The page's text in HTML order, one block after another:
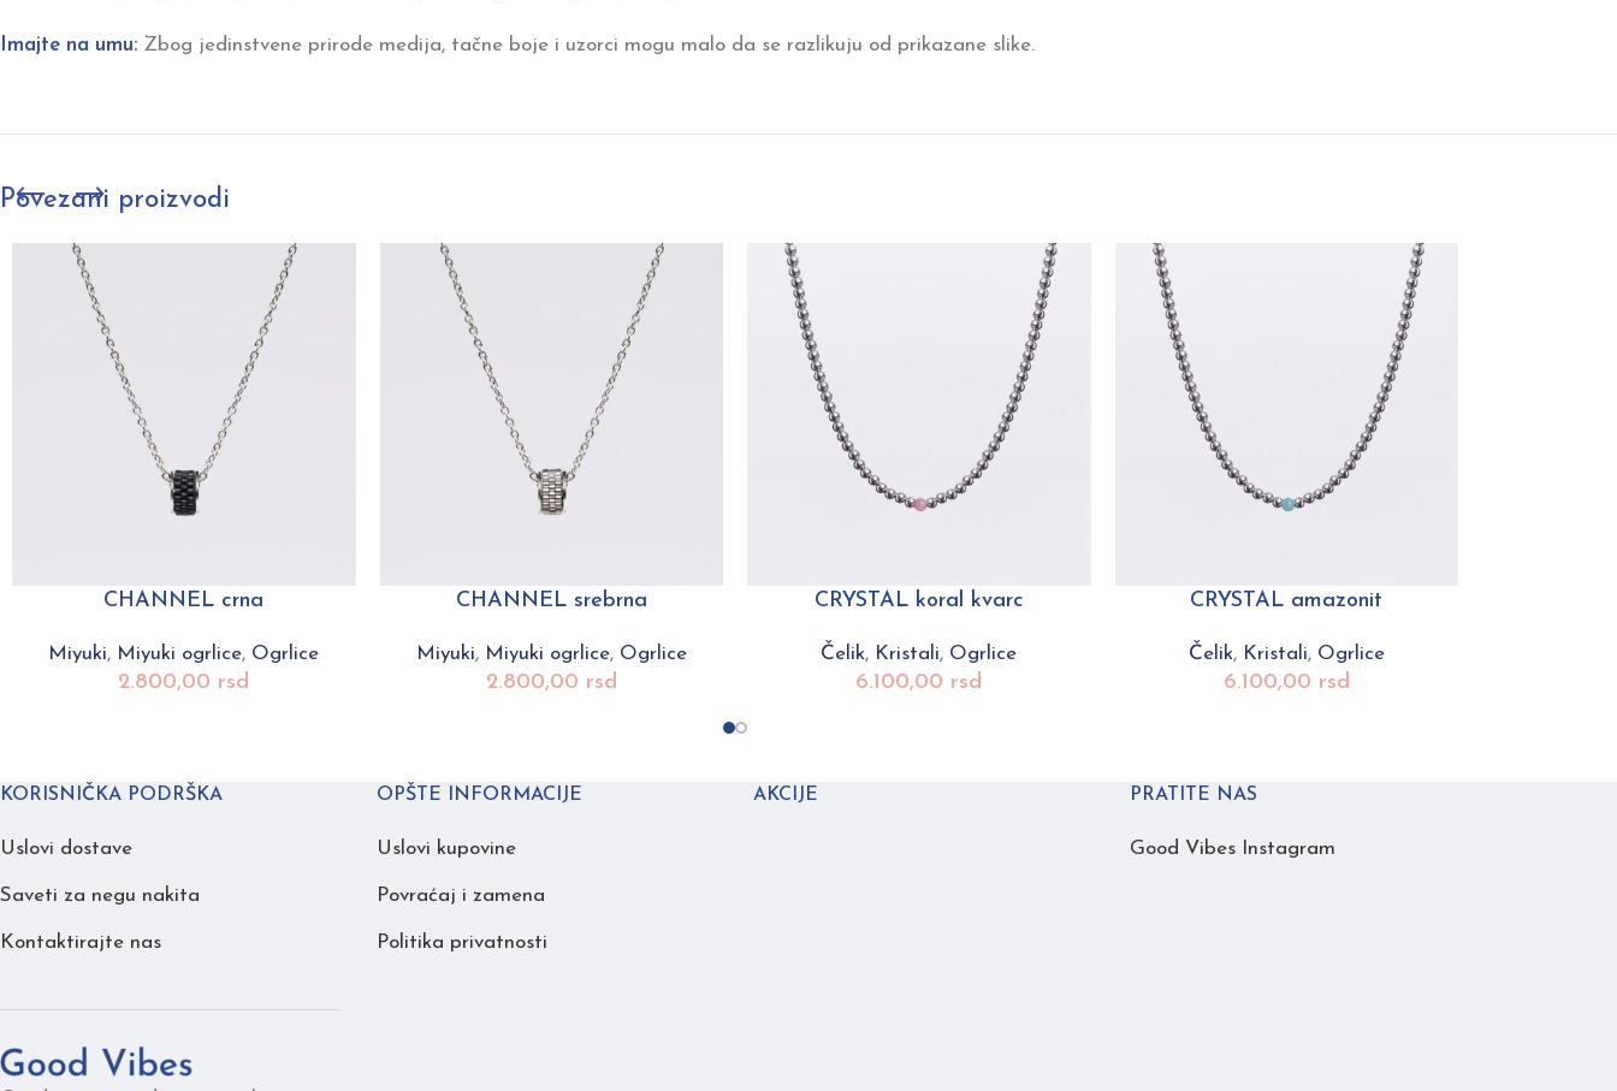
Imajte na umu: Zbog jedinstvene prirode medija, tačne boje i uzorci mogu malo da se razlikuju od prikazane slike.
Povezani proizvodi
CHANNEL crna
Miyuki, Miyuki ogrlice, Ogrlice
2.800,00 rsd
CHANNEL srebrna
Miyuki, Miyuki ogrlice, Ogrlice
2.800,00 rsd
CRYSTAL koral kvarc
Čelik, Kristali, Ogrlice
6.100,00 rsd
CRYSTAL amazonit
Čelik, Kristali, Ogrlice
6.100,00 rsd
KORISNIČKA PODRŠKA
Uslovi dostave
Saveti za negu nakita
Kontaktirajte nas
OPŠTE INFORMACIJE
Uslovi kupovine
Povraćaj i zamena
Politika privatnosti
AKCIJE PRATITE NAS
Good Vibes Instagram